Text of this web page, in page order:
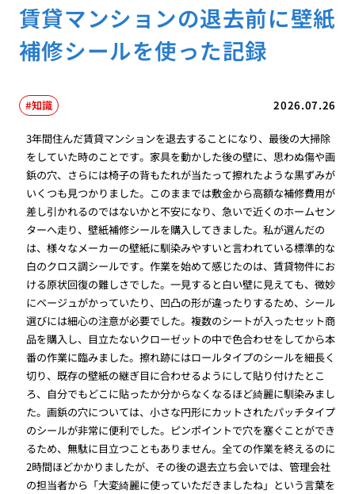
賃貸マンションの退去前に壁紙
補修シールを使った記録
2026.07.26
知識
3年間住んだ賃貸マンションを退去することになり、最後の大掃除
をしていた時のことです。家具を動かした後の壁に、思わぬ傷や画
鋲の穴、さらには椅子の背もたれが当たって擦れたような黒ずみが
いくつも見つかりました。このままでは敷金から高額な補修費用が
差し引かれるのではないかと不安になり、急いで近くのホームセン
ターへ走り、壁紙補修シールを購入してきました。私が選んだの
は、様々なメーカーの壁紙に馴染みやすいと言われている標準的な
白のクロス調シールです。作業を始めて感じたのは、賃貸物件にお
ける原状回復の難しさでした。一見すると白い壁に見えても、微妙
にベージュがかっていたり、凹凸の形が違ったりするため、シール
選びには細心の注意が必要でした。複数のシートが入ったセット商
品を購入し、目立たないクローゼットの中で色合わせをしてから本
番の作業に臨みました。擦れ跡にはロールタイプのシールを細長く
切り、既存の壁紙の継ぎ目に合わせるようにして貼り付けたとこ
ろ、自分でもどこに貼ったか分からなくなるほど綺麗に馴染みまし
た。画鋲の穴については、小さな円形にカットされたパッチタイプ
のシールが非常に便利でした。ピンポイントで穴を塞ぐことができ
るため、無駄に目立つこともありません。全ての作業を終えるのに
2時間ほどかかりましたが、その後の退去立ち会いでは、管理会社
の担当者から「大変綺麗に使っていただきましたね」という言葉を